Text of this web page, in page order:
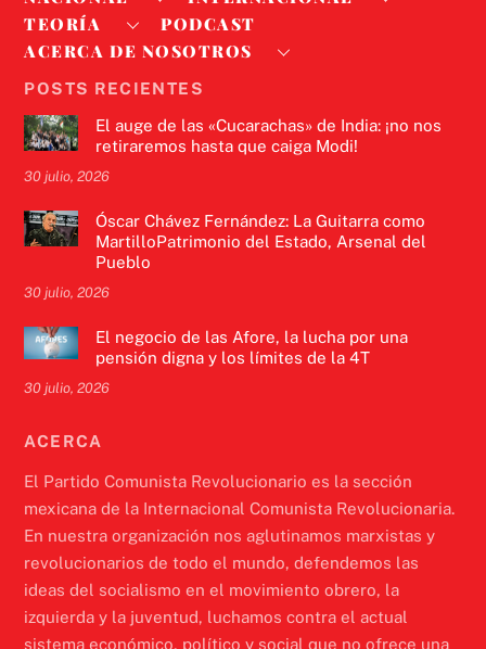
TEORÍA
PODCAST
ACERCA DE NOSOTROS
POSTS RECIENTES
El auge de las «Cucarachas» de India: ¡no nos
retiraremos hasta que caiga Modi!
30 julio, 2026
Óscar Chávez Fernández: La Guitarra como
MartilloPatrimonio del Estado, Arsenal del
Pueblo
30 julio, 2026
El negocio de las Afore, la lucha por una
pensión digna y los límites de la 4T
30 julio, 2026
ACERCA
El Partido Comunista Revolucionario es la sección
mexicana de la Internacional Comunista Revolucionaria.
En nuestra organización nos aglutinamos marxistas y
revolucionarios de todo el mundo, defendemos las
ideas del socialismo en el movimiento obrero, la
izquierda y la juventud, luchamos contra el actual
sistema económico, político y social que no ofrece una